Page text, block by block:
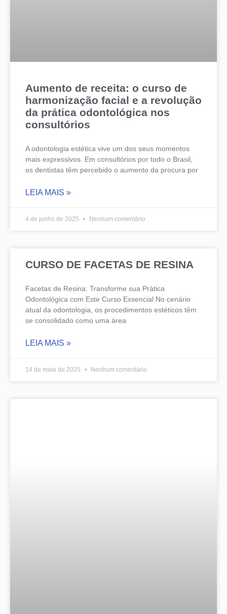
Aumento de receita: o curso de
harmonização facial e a revolução
da prática odontológica nos
consultórios
A odontologia estética vive um dos seus momentos
mais expressivos. Em consultórios por todo o Brasil,
os dentistas têm percebido o aumento da procura por
LEIA MAIS »
4 de junho de 2025 Nenhum comentário
CURSO DE FACETAS DE RESINA
Facetas de Resina: Transforme sua Prática
Odontológica com Este Curso Essencial No cenário
atual da odontologia, os procedimentos estéticos têm
se consolidado como uma área
LEIA MAIS »
14 de maio de 2025 Nenhum comentário